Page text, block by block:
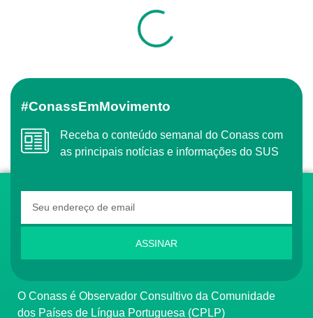
#ConassEmMovimento
Receba o conteúdo semanal do Conass com
as principais notícias e informações do SUS
ASSINAR
O Conass é Observador Consultivo da Comunidade
dos Países de Língua Portuguesa (CPLP)